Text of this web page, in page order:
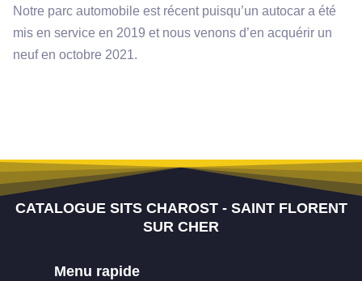
Notre parc automobile est récent puisqu’un autocar a été
mis en service en 2019 et nous venons d’en acquérir un
neuf en octobre 2021.
CATALOGUE SITS CHAROST - SAINT FLORENT
SUR CHER
Menu rapide